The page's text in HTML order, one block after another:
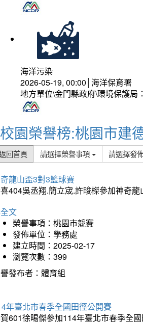
海洋污染
2026-05-19, 00:00│海洋保育署
地方單位\金門縣政府\環境保護
校園榮譽榜:桃園市建
回首頁 請選擇榮譽事項 請選擇發
龍山盃3對3籃球賽
404吳丞翔.簡立宬.許畯榤參加神奇
文
榮譽事項：桃園市競賽
發佈單位：學務處
建立時間：2025-02-17
瀏覽次數：399
發布者：體育組
年臺北市春季全國田徑公開賽
601徐晹傑參加114年臺北市春季全